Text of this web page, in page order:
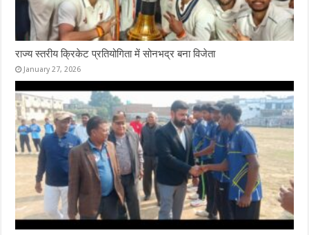
राज्य स्तरीय क्रिकेट प्रतियोगिता में सोनभद्र बना विजेता
January 27, 2026